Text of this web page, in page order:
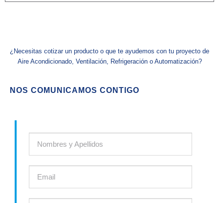
¿Necesitas cotizar un producto o que te ayudemos con tu proyecto de
Aire Acondicionado, Ventilación, Refrigeración o Automatización?
NOS COMUNICAMOS CONTIGO